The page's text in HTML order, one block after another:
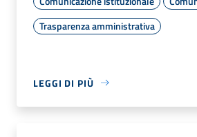
Trasparenza amministrativa
LEGGI DI PIÙ